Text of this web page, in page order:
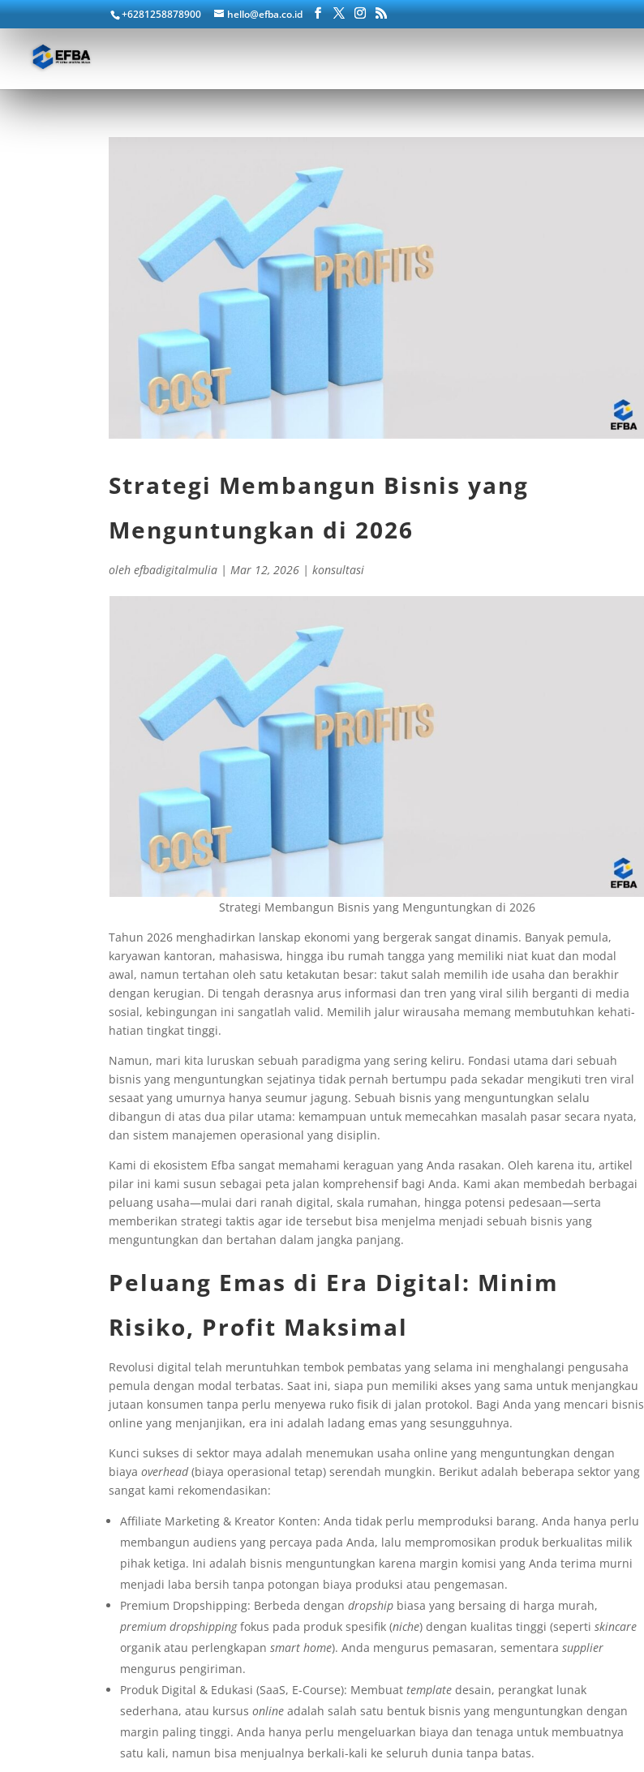
+6281258878900 hello@efba.co.id
Strategi Membangun Bisnis yang
Menguntungkan di 2026
olehefbadigitalmulia | Mar 12, 2026 |konsultasi
Strategi Membangun Bisnis yang Menguntungkan di 2026
Tahun 2026 menghadirkan lanskap ekonomi yang bergerak sangat dinamis. Banyak pemula,
karyawan kantoran, mahasiswa, hingga ibu rumah tangga yang memiliki niat kuat dan modal
awal, namun tertahan oleh satu ketakutan besar: takut salah memilih ide usaha dan berakhir
dengan kerugian. Di tengah derasnya arus informasi dan tren yang viral silih berganti di media
sosial, kebingungan ini sangatlah valid. Memilih jalur wirausaha memang membutuhkan kehati-
hatian tingkat tinggi.
Namun, mari kita luruskan sebuah paradigma yang sering keliru. Fondasi utama dari sebuah
bisnis yang menguntungkan sejatinya tidak pernah bertumpu pada sekadar mengikuti tren viral
sesaat yang umurnya hanya seumur jagung. Sebuah bisnis yang menguntungkan selalu
dibangun di atas dua pilar utama: kemampuan untuk memecahkan masalah pasar secara nyata,
dan sistem manajemen operasional yang disiplin.
Kami di ekosistem Efba sangat memahami keraguan yang Anda rasakan. Oleh karena itu, artikel
pilar ini kami susun sebagai peta jalan komprehensif bagi Anda. Kami akan membedah berbagai
peluang usaha—mulai dari ranah digital, skala rumahan, hingga potensi pedesaan—serta
memberikan strategi taktis agar ide tersebut bisa menjelma menjadi sebuah bisnis yang
menguntungkan dan bertahan dalam jangka panjang.
Peluang Emas di Era Digital: Minim
Risiko, Profit Maksimal
Revolusi digital telah meruntuhkan tembok pembatas yang selama ini menghalangi pengusaha
pemula dengan modal terbatas. Saat ini, siapa pun memiliki akses yang sama untuk menjangkau
jutaan konsumen tanpa perlu menyewa ruko fisik di jalan protokol. Bagi Anda yang mencari bisnis
online yang menjanjikan, era ini adalah ladang emas yang sesungguhnya.
Kunci sukses di sektor maya adalah menemukan usaha online yang menguntungkan dengan
biayaoverhead(biaya operasional tetap) serendah mungkin. Berikut adalah beberapa sektor yang
sangat kami rekomendasikan:
Affiliate Marketing & Kreator Konten: Anda tidak perlu memproduksi barang. Anda hanya perlu
membangun audiens yang percaya pada Anda, lalu mempromosikan produk berkualitas milik
pihak ketiga. Ini adalah bisnis menguntungkan karena margin komisi yang Anda terima murni
menjadi laba bersih tanpa potongan biaya produksi atau pengemasan.
Premium Dropshipping: Berbeda dengandropship biasa yang bersaing di harga murah,
premium dropshippingfokus pada produk spesifik (niche) dengan kualitas tinggi (sepertiskincare
organik atau perlengkapansmart home). Anda mengurus pemasaran, sementarasupplier
mengurus pengiriman.
Produk Digital & Edukasi (SaaS, E-Course): Membuattemplate desain, perangkat lunak
sederhana, atau kursusonline adalah salah satu bentuk bisnis yang menguntungkan dengan
margin paling tinggi. Anda hanya perlu mengeluarkan biaya dan tenaga untuk membuatnya
satu kali, namun bisa menjualnya berkali-kali ke seluruh dunia tanpa batas.